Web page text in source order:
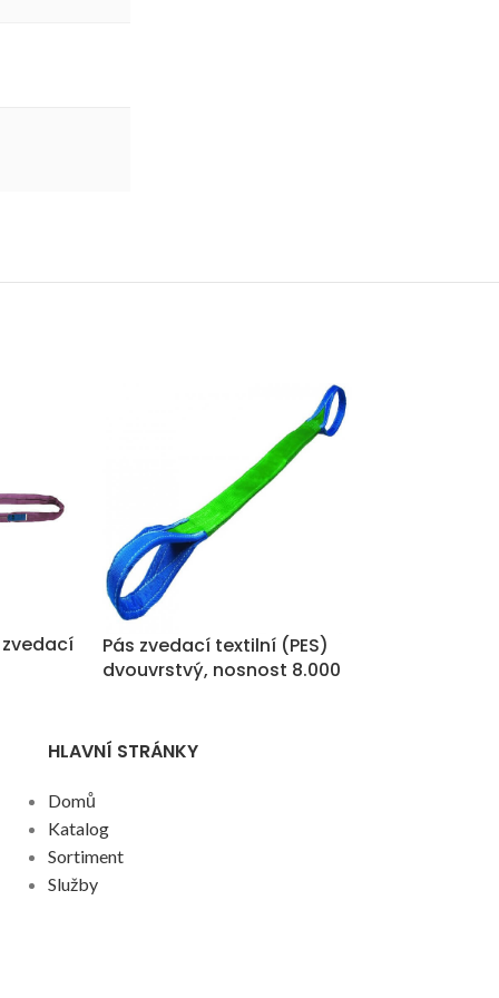
Pás zvedací textilní (PES)
dvouvrstvý, nosnost 8.000
HLAVNÍ STRÁNKY
Domů
Katalog
Sortiment
Služby